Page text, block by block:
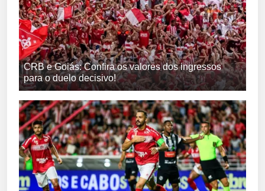
CRB e Goiás: Confira os valores dos ingressos
para o duelo decisivo!